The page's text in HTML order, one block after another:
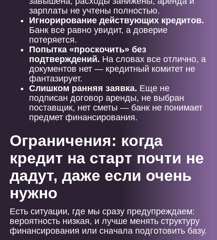
зарплаты не учтены полностью.
Игнорирование действующих кредитов.
Банк все равно увидит, а доверие
потеряется.
Попытка «проскочить» без
подтверждений. На словах все отлично, а
документов нет — кредитный комитет не
фантазирует.
Слишком ранняя заявка. Еще не
подписан договор аренды, не выбран
поставщик, нет сметы — банк не понимает
предмет финансирования.
Ограничения: когда
кредит на старт почти не
дадут, даже если очень
нужно
Есть ситуации, где мы сразу предупреждаем:
вероятность низкая, и лучше менять структуру
финансирования или сначала подготовить базу.